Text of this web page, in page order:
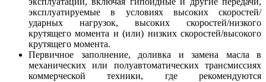
эксплуатируемые в условиях высоких скоростей/
ударных нагрузок, высоких скоростей/низкого
крутящего момента и (или) низких скоростей/высокого
крутящего момента.
Первичное заполнение, доливка и замена масла в
механических или полуавтоматических трансмиссиях
коммерческой техники, где рекомендуются